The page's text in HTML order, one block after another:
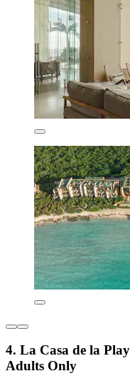
4. La Casa de la
Adults Only